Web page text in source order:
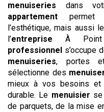
menuiseries dans
appartement permet
l’esthétique, mais aussi
l’entreprise À Point
professionnel s’occupe
menuiseries, portes
sélectionne des
mieux à vos besoins et
durable. Le menuisier
de parquets, de la mise